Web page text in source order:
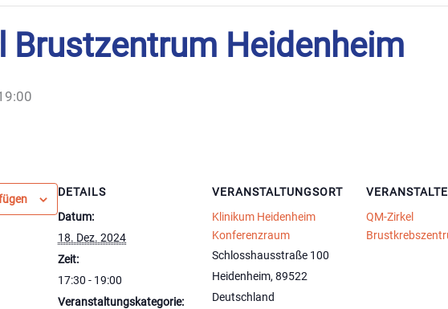
Brustzentrum Heidenheim
DETAILS
Datum:
18. Dez. 2024
Zeit:
17:30 - 19:00
Veranstaltungskategorie:
VERANSTALTUNGSORT
Klinikum Heidenheim
Konferenzraum
Schlosshausstraße 100
Heidenheim, 89522
Deutschland
QM-Zirkel